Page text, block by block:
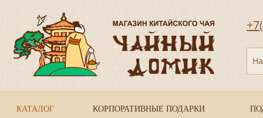
КАТАЛОГ КОРПОРАТИВНЫЕ ПОДАРКИ